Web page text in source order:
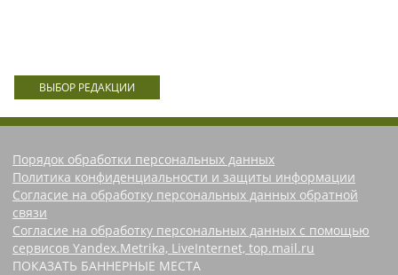
ВЫБОР РЕДАКЦИИ
Порядок обработки персональных данных
Политика конфиденциальности и защиты информации
Согласие на обработку персональных данных обратной
связи
Согласие на обработку персональных данных с помощью
сервисов Yandex.Metrika, LiveInternet, top.mail.ru
ПОКАЗАТЬ БАННЕРНЫЕ МЕСТА